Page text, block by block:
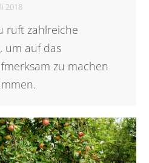
2018
ruft zahlreiche
um auf das
zu machen